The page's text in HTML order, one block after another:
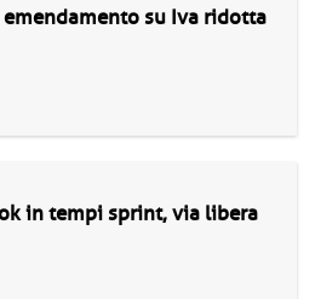
su Iva ridotta
in tempi sprint, via libera